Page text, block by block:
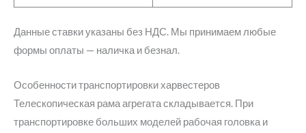
Данные ставки указаны без НДС. Мы принимаем любые
формы оплаты — наличка и безнал.
Особенности транспортировки харвестеров
Телескопическая рама агрегата складывается. При
транспортировке больших моделей рабочая головка и